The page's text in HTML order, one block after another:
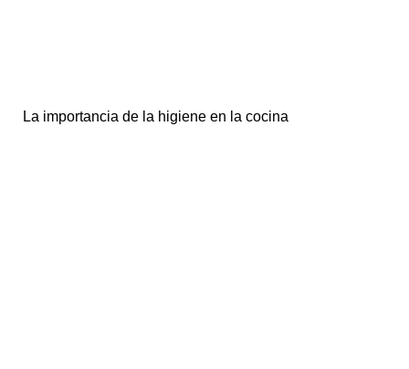
La importancia de la higiene en la cocina